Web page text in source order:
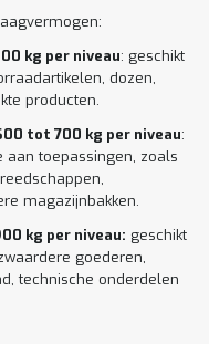
kg per niveau: geschikt
dozen,
producten.
tot 700 kg per niveau:
aan toepassingen, zoals
magazijnbakken.
kg per niveau: geschikt
goederen,
technische onderdelen